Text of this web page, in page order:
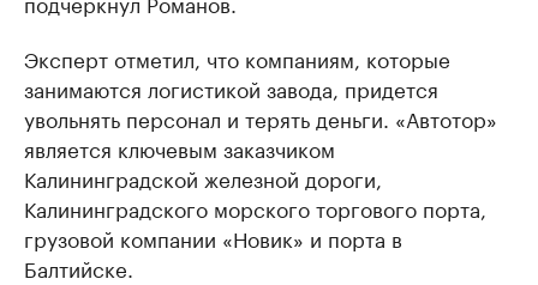
Эксперт отметил, что компаниям, которые
занимаются логистикой завода, придется
увольнять персонал и терять деньги. «Автотор»
является ключевым заказчиком
Калининградской железной дороги,
Калининградского морского торгового порта,
грузовой компании «Новик» и порта в
Балтийске.